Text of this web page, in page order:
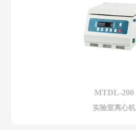
MTDL-200
实验室离心机